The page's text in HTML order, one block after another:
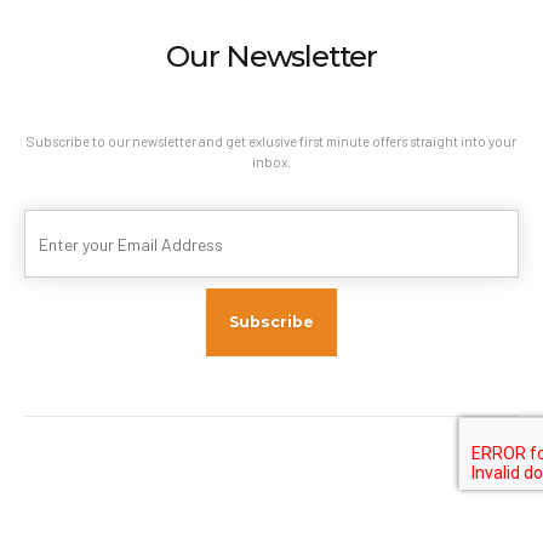
Our Newsletter
Subscribe to our newsletter and get exlusive first minute offers straight into your
inbox.